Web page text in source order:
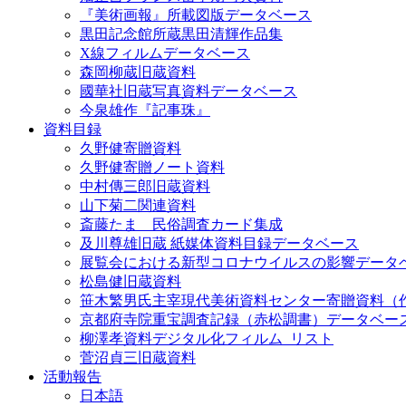
『美術画報』所載図版データベース
黒田記念館所蔵黒田清輝作品集
X線フィルムデータベース
森岡柳蔵旧蔵資料
國華社旧蔵写真資料データベース
今泉雄作『記事珠』
資料目録
久野健寄贈資料
久野健寄贈ノート資料
中村傳三郎旧蔵資料
山下菊二関連資料
斎藤たま 民俗調査カード集成
及川尊雄旧蔵 紙媒体資料目録データベース
展覧会における新型コロナウイルスの影響データ
松島健旧蔵資料
笹木繁男氏主宰現代美術資料センター寄贈資料（
京都府寺院重宝調査記録（赤松調書）データベー
柳澤孝資料デジタル化フィルム_リスト
菅沼貞三旧蔵資料
活動報告
日本語